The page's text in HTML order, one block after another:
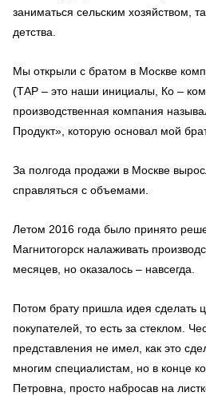
заниматься сельским хозяйством,
детства.
Мы открыли с братом в Москве
(ТАР – это наши инициалы, Ко –
производственная компания
Продукт», которую основал мой
За полгода продажи в Москве
справляться с объемами.
Летом 2016 года было принято
Магнитогорск налаживать
месяцев, но оказалось – навсегда.
Потом брату пришла идея сделать
покупателей, то есть за стеклом.
представления не имел, как это
многим специалистам, но в конце
Петровна, просто набросав на